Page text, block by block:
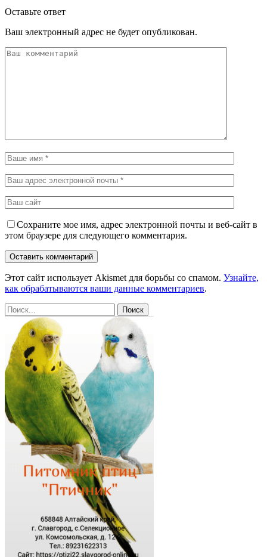
Оставьте ответ
Ваш электронный адрес не будет опубликован.
Сохраните мое имя, адрес электронной почты и веб-сайт в
этом браузере для следующего комментария.
Этот сайт использует Akismet для борьбы со спамом. Узнайте,
как обрабатываются ваши данные комментариев.